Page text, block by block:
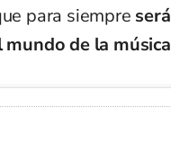
para siempre
de la música